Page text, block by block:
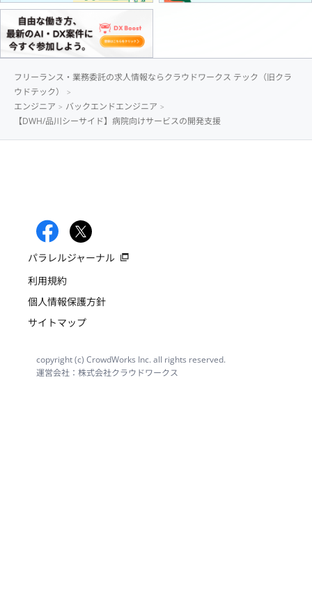
フリーランス・業務委託の求人情報ならクラウドワークス テック（旧クラ
ウドテック）
エンジニア
バックエンドエンジニア
【DWH/品川シーサイド】病院向けサービスの開発支援
パラレルジャーナル
利用規約
個人情報保護方針
サイトマップ
copyright (c) CrowdWorks Inc. all rights reserved.
運営会社：株式会社クラウドワークス